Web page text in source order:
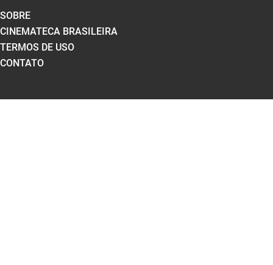
SOBRE
CINEMATECA BRASILEIRA
TERMOS DE USO
CONTATO